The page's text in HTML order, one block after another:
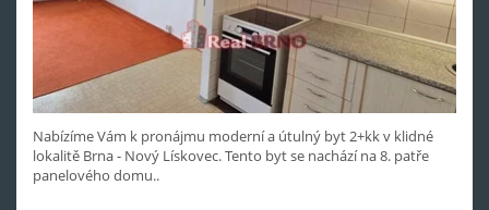
Nabízíme Vám k pronájmu moderní a útulný byt 2+kk v klidné
lokalitě Brna - Nový Lískovec. Tento byt se nachází na 8. patře
panelového domu..